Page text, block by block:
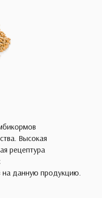
Высокая
рецептура
на данную продукцию.